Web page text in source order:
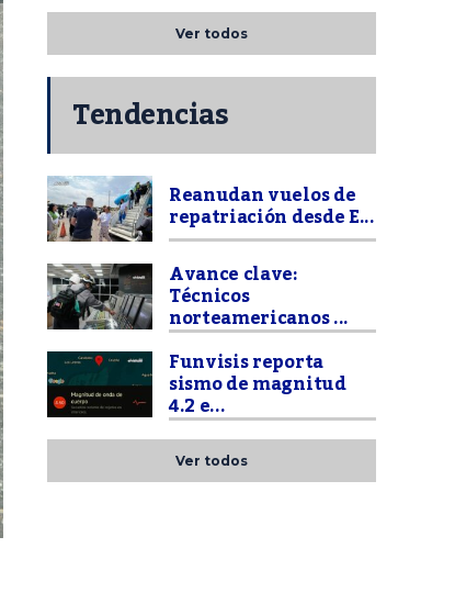
Ver todos
Tendencias
Reanudan vuelos de
repatriación desde E...
Avance clave:
Técnicos
norteamericanos ...
Funvisis reporta
sismo de magnitud
4.2 e...
Ver todos